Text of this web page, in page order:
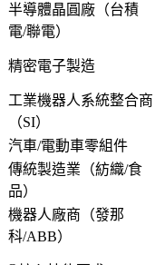
半導體晶圓廠（台積
電/聯電）
精密電子製造
工業機器人系統整合商
（SI）
汽車/電動車零組件
傳統製造業（紡織/食
品）
機器人廠商（發那
科/ABB）